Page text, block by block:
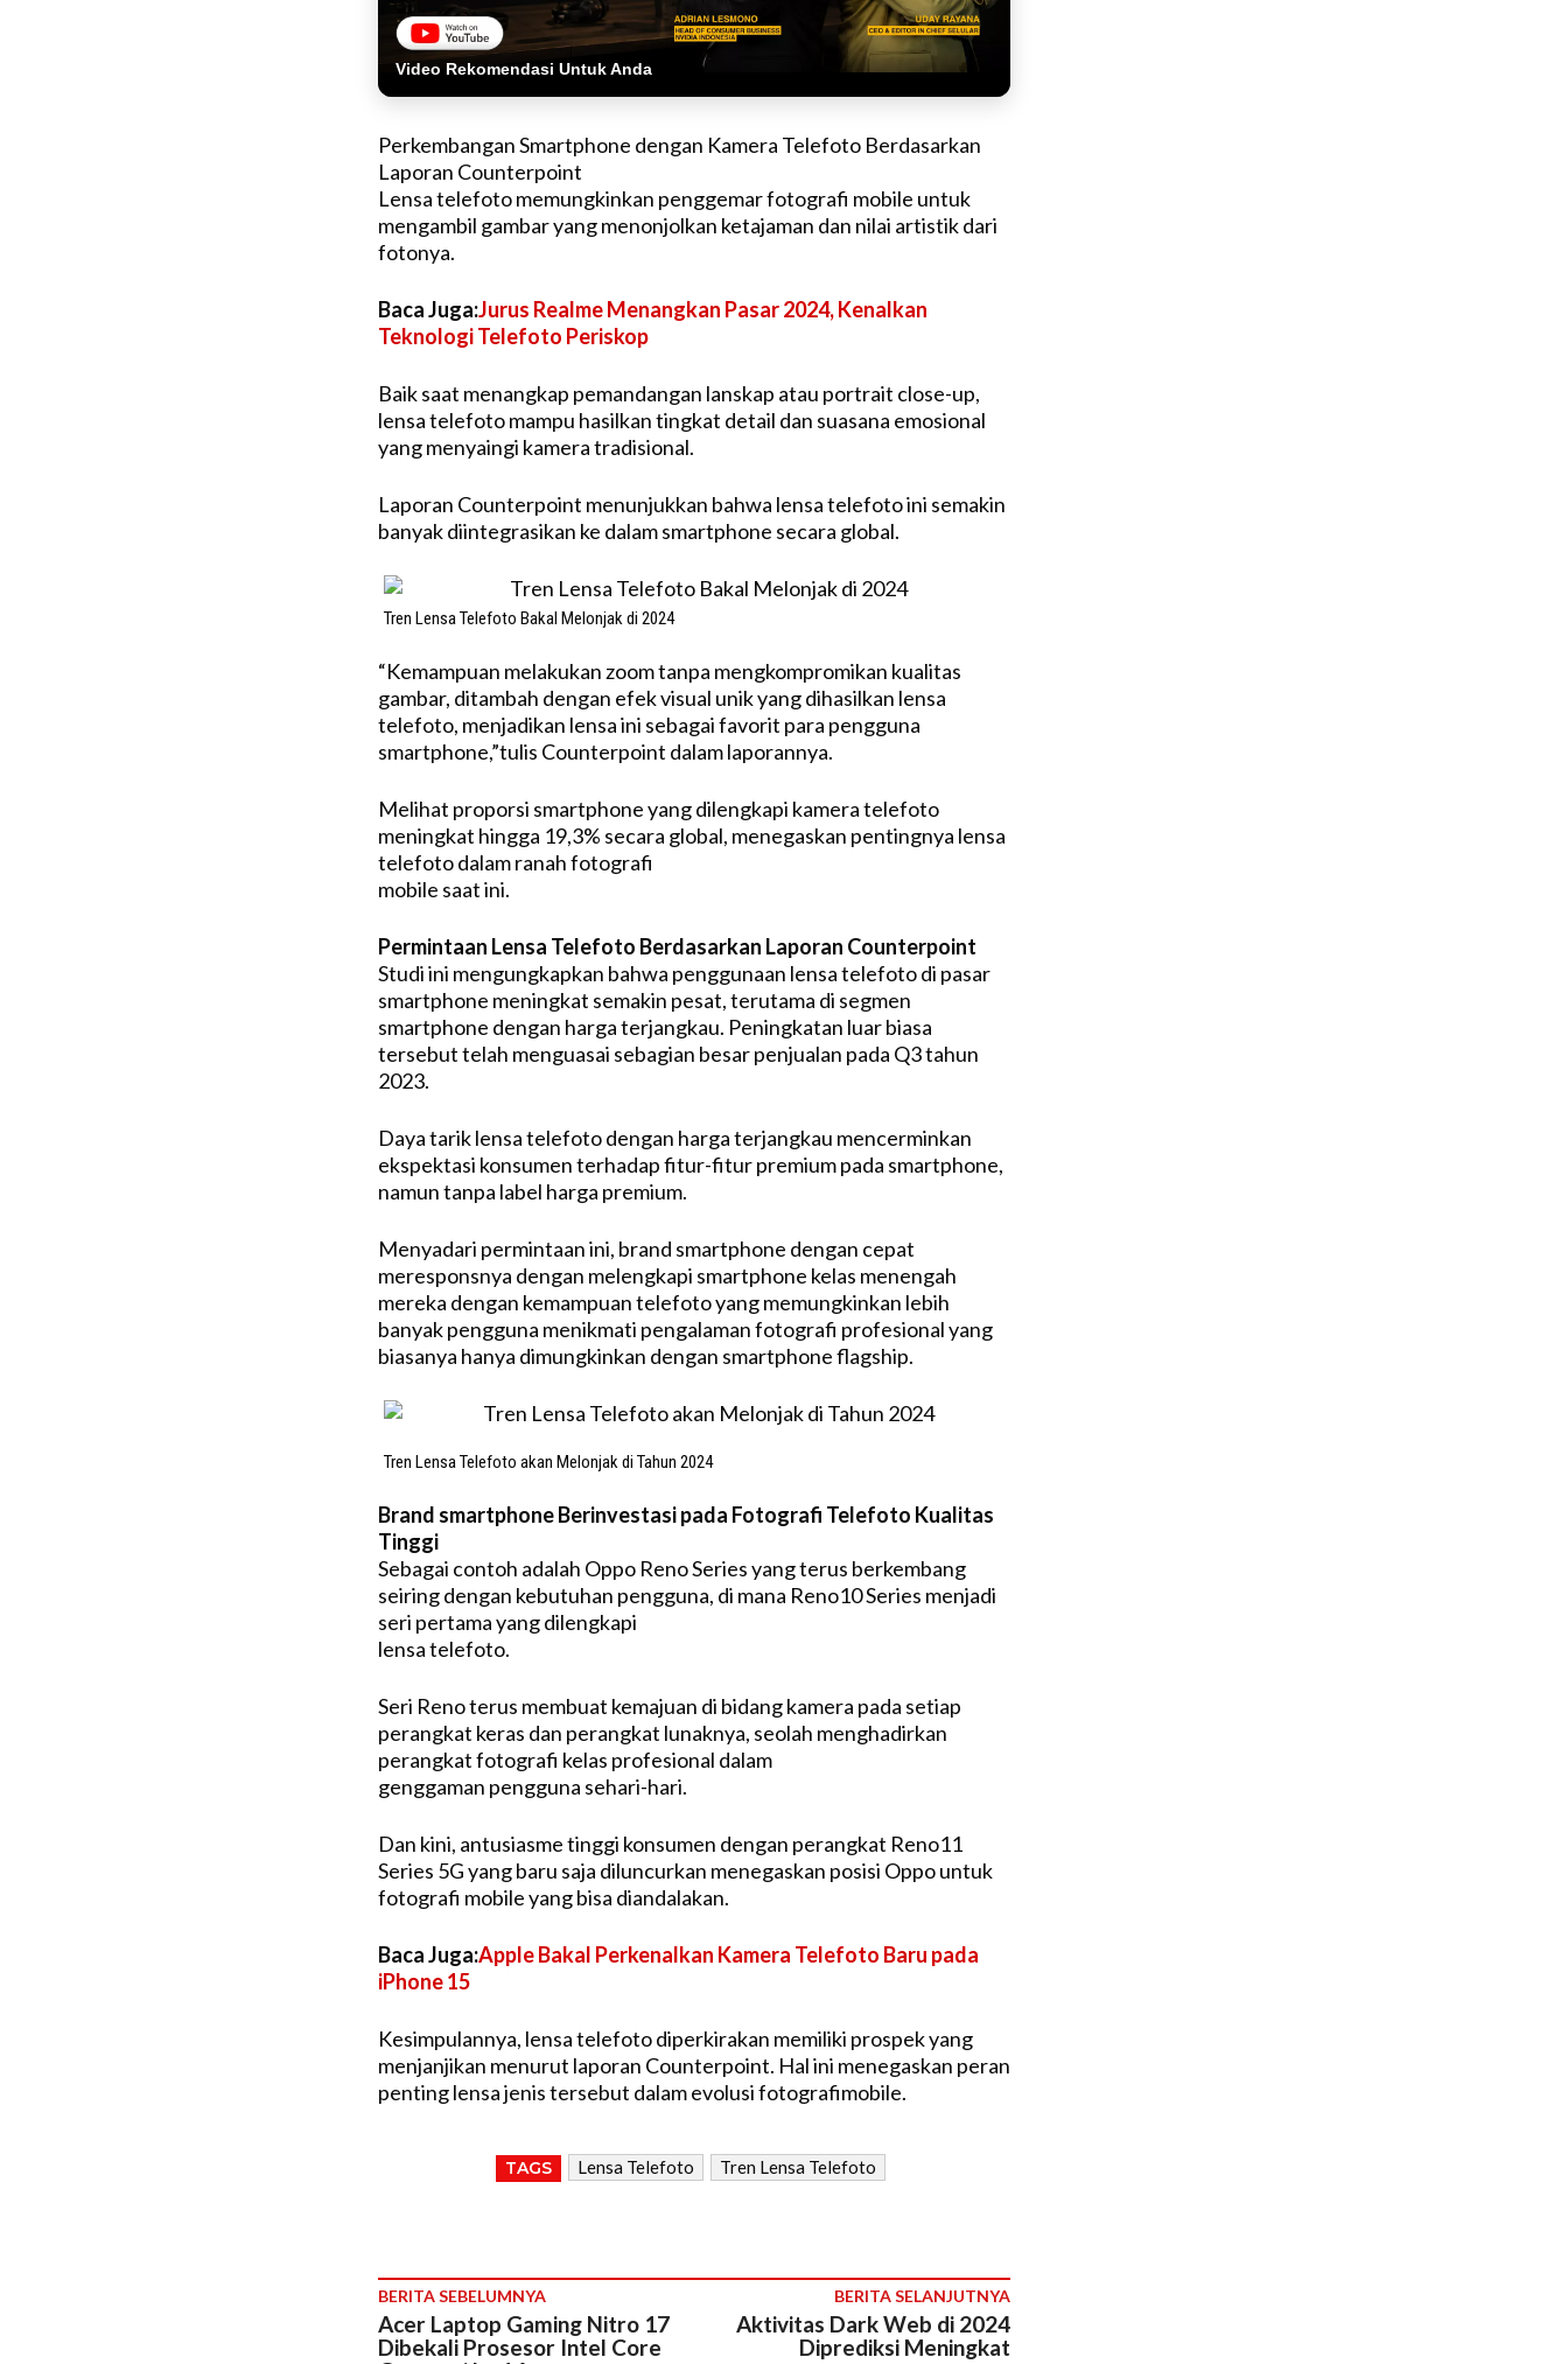
Video Rekomendasi Untuk Anda
Perkembangan Smartphone dengan Kamera Telefoto Berdasarkan
Laporan Counterpoint
Lensa telefoto memungkinkan penggemar fotografi mobile untuk
mengambil gambar yang menonjolkan ketajaman dan nilai artistik dari
fotonya.
Baca Juga:Jurus Realme Menangkan Pasar 2024, Kenalkan
Teknologi Telefoto Periskop
Baik saat menangkap pemandangan lanskap atau portrait close-up,
lensa telefoto mampu hasilkan tingkat detail dan suasana emosional
yang menyaingi kamera tradisional.
Laporan Counterpoint menunjukkan bahwa lensa telefoto ini semakin
banyak diintegrasikan ke dalam smartphone secara global.
Tren Lensa Telefoto Bakal Melonjak di 2024
“Kemampuan melakukan zoom tanpa mengkompromikan kualitas
gambar, ditambah dengan efek visual unik yang dihasilkan lensa
telefoto, menjadikan lensa ini sebagai favorit para pengguna
smartphone,”tulis Counterpoint dalam laporannya.
Melihat proporsi smartphone yang dilengkapi kamera telefoto
meningkat hingga 19,3% secara global, menegaskan pentingnya lensa
telefoto dalam ranah fotografi
mobile saat ini.
Permintaan Lensa Telefoto Berdasarkan Laporan Counterpoint
Studi ini mengungkapkan bahwa penggunaan lensa telefoto di pasar
smartphone meningkat semakin pesat, terutama di segmen
smartphone dengan harga terjangkau. Peningkatan luar biasa
tersebut telah menguasai sebagian besar penjualan pada Q3 tahun
2023.
Daya tarik lensa telefoto dengan harga terjangkau mencerminkan
ekspektasi konsumen terhadap fitur-fitur premium pada smartphone,
namun tanpa label harga premium.
Menyadari permintaan ini, brand smartphone dengan cepat
meresponsnya dengan melengkapi smartphone kelas menengah
mereka dengan kemampuan telefoto yang memungkinkan lebih
banyak pengguna menikmati pengalaman fotografi profesional yang
biasanya hanya dimungkinkan dengan smartphone flagship.
Tren Lensa Telefoto akan Melonjak di Tahun 2024
Brand smartphone Berinvestasi pada Fotografi Telefoto Kualitas
Tinggi
Sebagai contoh adalah Oppo Reno Series yang terus berkembang
seiring dengan kebutuhan pengguna, di mana Reno10 Series menjadi
seri pertama yang dilengkapi
lensa telefoto.
Seri Reno terus membuat kemajuan di bidang kamera pada setiap
perangkat keras dan perangkat lunaknya, seolah menghadirkan
perangkat fotografi kelas profesional dalam
genggaman pengguna sehari-hari.
Dan kini, antusiasme tinggi konsumen dengan perangkat Reno11
Series 5G yang baru saja diluncurkan menegaskan posisi Oppo untuk
fotografi mobile yang bisa diandalakan.
Baca Juga:Apple Bakal Perkenalkan Kamera Telefoto Baru pada
iPhone 15
Kesimpulannya, lensa telefoto diperkirakan memiliki prospek yang
menjanjikan menurut laporan Counterpoint. Hal ini menegaskan peran
penting lensa jenis tersebut dalam evolusi fotografimobile.
TAGS Lensa Telefoto Tren Lensa Telefoto
BERITA SEBELUMNYA
Acer Laptop Gaming Nitro 17
Dibekali Prosesor Intel Core
BERITA SELANJUTNYA
Aktivitas Dark Web di 2024
Diprediksi Meningkat